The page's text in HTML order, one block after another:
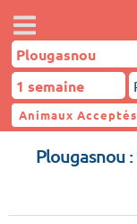
Animaux Acceptés
Plougasnou
Plougasnou